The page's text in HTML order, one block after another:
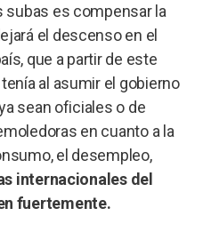
subas es compensar la
el descenso en el
que a partir de este
al asumir el gobierno
sean oficiales o de
en cuanto a la
el desempleo,
internacionales del
fuertemente.